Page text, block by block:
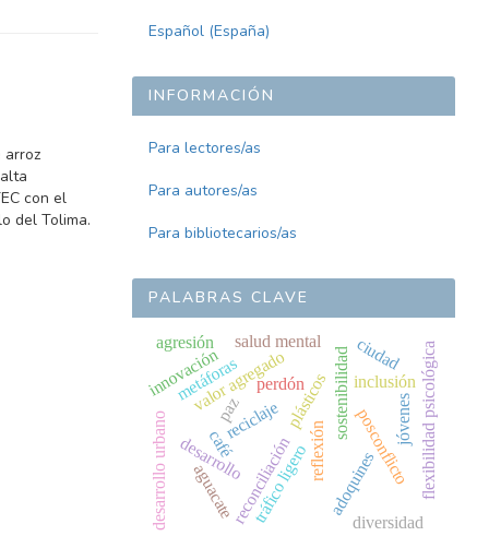
arroz
con el
del Tolima.
Español (España)
INFORMACIÓN
Para lectores/as
Para autores/as
Para bibliotecarios/as
PALABRAS CLAVE
adoquines
reciclajeplásticos
tráfico ligero
paz posconflicto
café
sostenibilidad
desarrollo
perdón
reconciliación reflexión
valor agregado
metáforas flexibilidad psicológica
salud mental
desarrollo urbano
innovación
aguacate
inclusión
diversidad
ciudad
agresión
jóvenes